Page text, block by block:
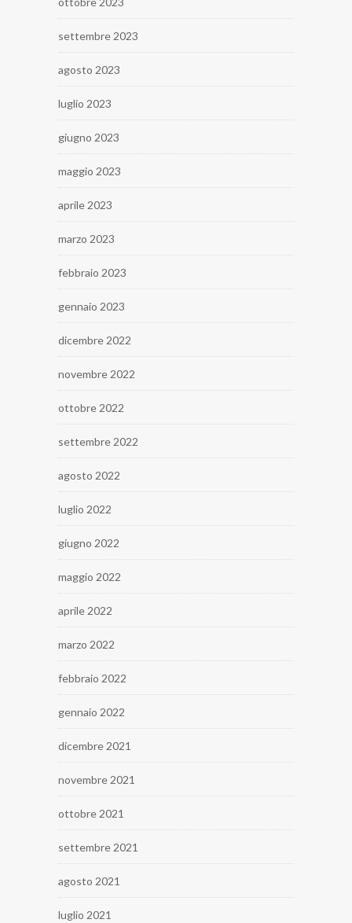
settembre 2023
agosto 2023
luglio 2023
giugno 2023
maggio 2023
aprile 2023
marzo 2023
febbraio 2023
gennaio 2023
dicembre 2022
novembre 2022
ottobre 2022
settembre 2022
agosto 2022
luglio 2022
giugno 2022
maggio 2022
aprile 2022
marzo 2022
febbraio 2022
gennaio 2022
dicembre 2021
novembre 2021
ottobre 2021
settembre 2021
agosto 2021
luglio 2021